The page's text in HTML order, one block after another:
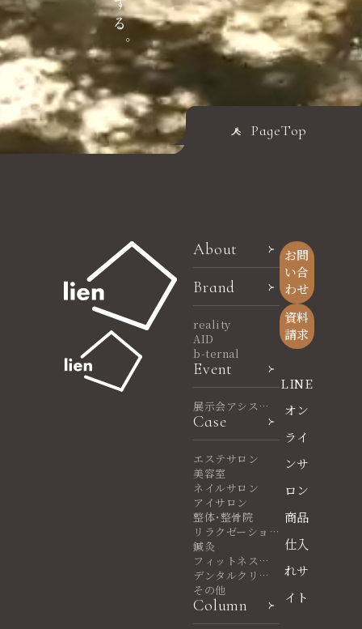
PageTop
About
Brand
reality
AID
b-ternal
Event
展示会アシスタ
ント
Case
エステサロン
美容室
ネイルサロン
アイサロン
整体・整骨院
リラクゼーショ
ンサロン
鍼灸
フィットネスヨ
ガ
デンタルクリニ
ック
その他
Column
お問
い合
わせ
資料
請求
LINE
オン
ライ
ンサ
ロン
商品
仕入
れサ
イト